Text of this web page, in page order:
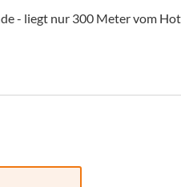
- liegt nur 300 Meter vom